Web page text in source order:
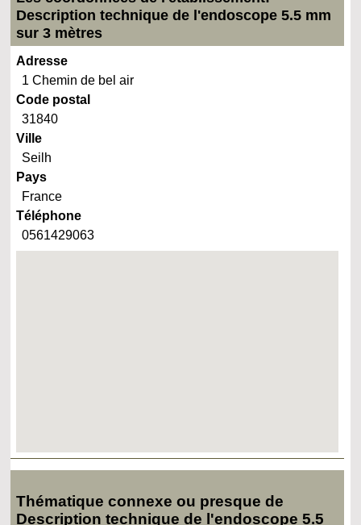
Description technique de l'endoscope 5.5 mm
sur 3 mètres
Adresse
1 Chemin de bel air
Code postal
31840
Ville
Seilh
Pays
France
Téléphone
0561429063
Thématique connexe ou presque de
Description technique de l'endoscope 5.5